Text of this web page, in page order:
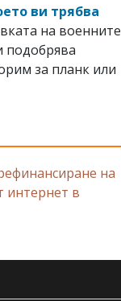
ви трябва
на военните
подобрява
за планк или
на
интернет в